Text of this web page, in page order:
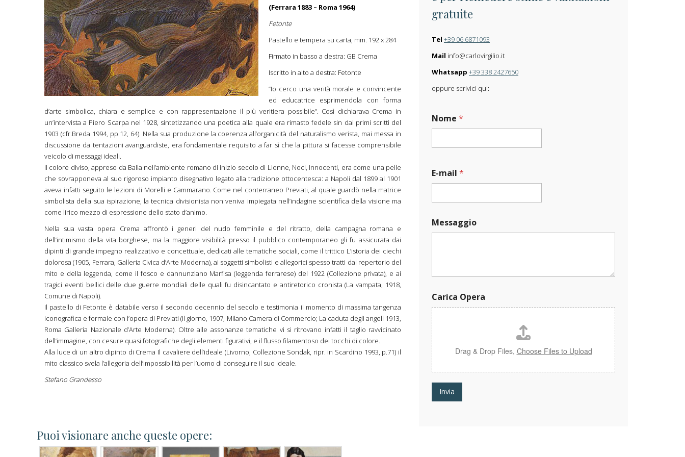
(Ferrara 1883 – Roma 1964)
Fetonte
Pastello e tempera su carta, mm. 192 x 284
Firmato in basso a destra: GB Crema
Iscritto in alto a destra: Fetonte
“Io cerco una verità morale e convincente
ed educatrice esprimendola con forma
d’arte simbolica, chiara e semplice e con rappresentazione il più veritiera possibile”. Così dichiarava Crema in
un’intervista a Piero Scarpa nel 1928, sintetizzando una poetica alla quale era rimasto fedele sin dai primi scritti del
1903 (cfr.Breda 1994, pp.12, 64). Nella sua produzione la coerenza all’organicità del naturalismo verista, mai messa in
discussione da tentazioni avanguardiste, era fondamentale requisito a far sì che la pittura si facesse comprensibile
veicolo di messaggi ideali.
Il colore diviso, appreso da Balla nell’ambiente romano di inizio secolo di Lionne, Noci, Innocenti, era come una pelle
che sovrapponeva al suo rigoroso impianto disegnativo legato alla tradizione ottocentesca: a Napoli dal 1899 al 1901
aveva infatti seguito le lezioni di Morelli e Cammarano. Come nel conterraneo Previati, al quale guardò nella matrice
simbolista della sua ispirazione, la tecnica divisionista non veniva impiegata nell’indagine scientifica della visione ma
come lirico mezzo di espressione dello stato d’animo.
Nella sua vasta opera Crema affrontò i generi del nudo femminile e del ritratto, della campagna romana e
dell’intimismo della vita borghese, ma la maggiore visibilità presso il pubblico contemporaneo gli fu assicurata dai
dipinti di grande impegno realizzativo e concettuale, dedicati alle tematiche sociali, come il trittico L’istoria dei ciechi
dolorosa (1905, Ferrara, Galleria Civica d’Arte Moderna), ai soggetti simbolisti e allegorici spesso tratti dal repertorio del
mito e della leggenda, come il fosco e dannunziano Marfisa (leggenda ferrarese) del 1922 (Collezione privata), e ai
tragici eventi bellici delle due guerre mondiali delle quali fu disincantato e antiretorico cronista (La vampata, 1918,
Comune di Napoli).
Il pastello di Fetonte è databile verso il secondo decennio del secolo e testimonia il momento di massima tangenza
iconografica e formale con l’opera di Previati (Il giorno, 1907, Milano Camera di Commercio; La caduta degli angeli 1913,
Roma Galleria Nazionale d’Arte Moderna). Oltre alle assonanze tematiche vi si ritrovano infatti il taglio ravvicinato
dell’immagine, con cesure quasi fotografiche degli elementi figurativi, e il flusso filamentoso dei tocchi di colore.
Alla luce di un altro dipinto di Crema Il cavaliere dell’ideale (Livorno, Collezione Sondak, ripr. in Scardino 1993, p.71) il
mito classico svela l’allegoria dell’impossibilità per l’uomo di conseguire il suo ideale.
Stefano Grandesso
gratuite
Tel +39 06 6871093
Mail info@carlovirgilio.it
Whatsapp +39 338 2427650
oppure scrivici qui:
e
s
a
g
i
m
a
i
s
a
g
g
i
o
Nome *
E-mail *
Messaggio
Carica Opera
Drag & Drop Files, Choose Files to Upload
Invia
Puoi visionare anche queste opere: